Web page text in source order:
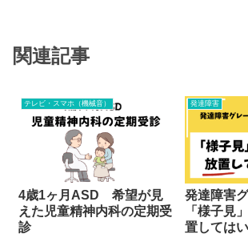
関連記事
テレビ・スマホ（機械音）
4歳1ヶ月ASD 希望が見
えた児童精神内科の定期受
診
発達障害
発達障害
「様子見
置しては